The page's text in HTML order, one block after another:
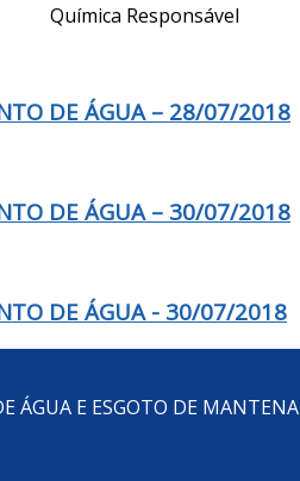
Responsável
DE ÁGUA – 28/07/2018
DE ÁGUA – 30/07/2018
DE ÁGUA - 30/07/2018
ÁGUA E ESGOTO DE MANTENA